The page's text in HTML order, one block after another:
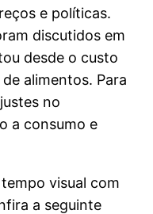
e políticas.
discutidos em
desde o custo
alimentos. Para
no
a consumo e
visual com
a seguinte